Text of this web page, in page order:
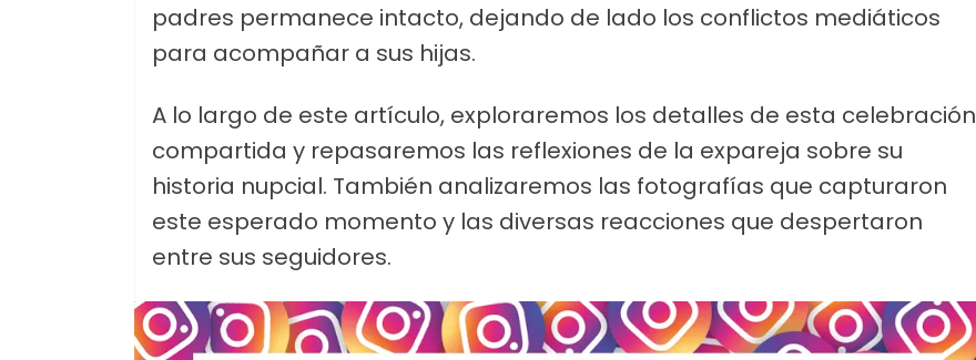
padres permanece intacto, dejando de lado los conflictos mediáticos
para acompañar a sus hijas.
A lo largo de este artículo, exploraremos los detalles de esta celebración
compartida y repasaremos las reflexiones de la expareja sobre su
historia nupcial. También analizaremos las fotografías que capturaron
este esperado momento y las diversas reacciones que despertaron
entre sus seguidores.